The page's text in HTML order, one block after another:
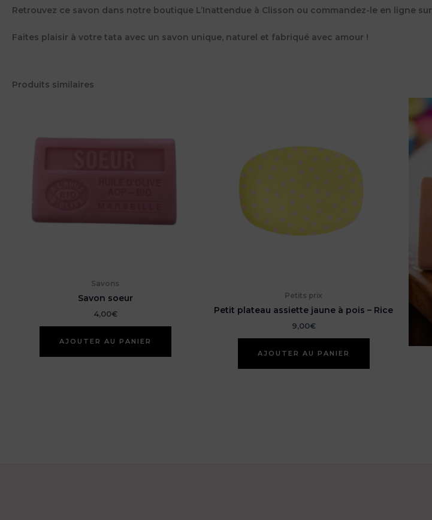
Retrouvez ce savon dans notre boutique L’Inattendue à Clisson ou commandez-le en ligne sur
Faites plaisir à votre tata avec un savon unique, naturel et fabriqué avec amour !
Produits similaires
Savons
Savon soeur
4,00€
AJOUTER AU PANIER
Petits prix
Petit plateau assiette jaune à pois – Rice
9,00€
AJOUTER AU PANIER